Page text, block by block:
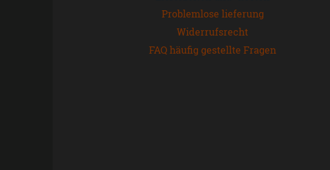
Problemlose lieferung
Widerrufsrecht
FAQ häufig gestellte Fragen